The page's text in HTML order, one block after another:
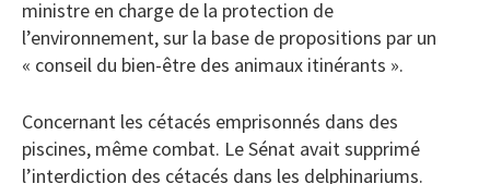
ministre en charge de la protection de
l’environnement, sur la base de propositions par un
« conseil du bien-être des animaux itinérants ».
Concernant les cétacés emprisonnés dans des
piscines, même combat. Le Sénat avait supprimé
l’interdiction des cétacés dans les delphinariums.